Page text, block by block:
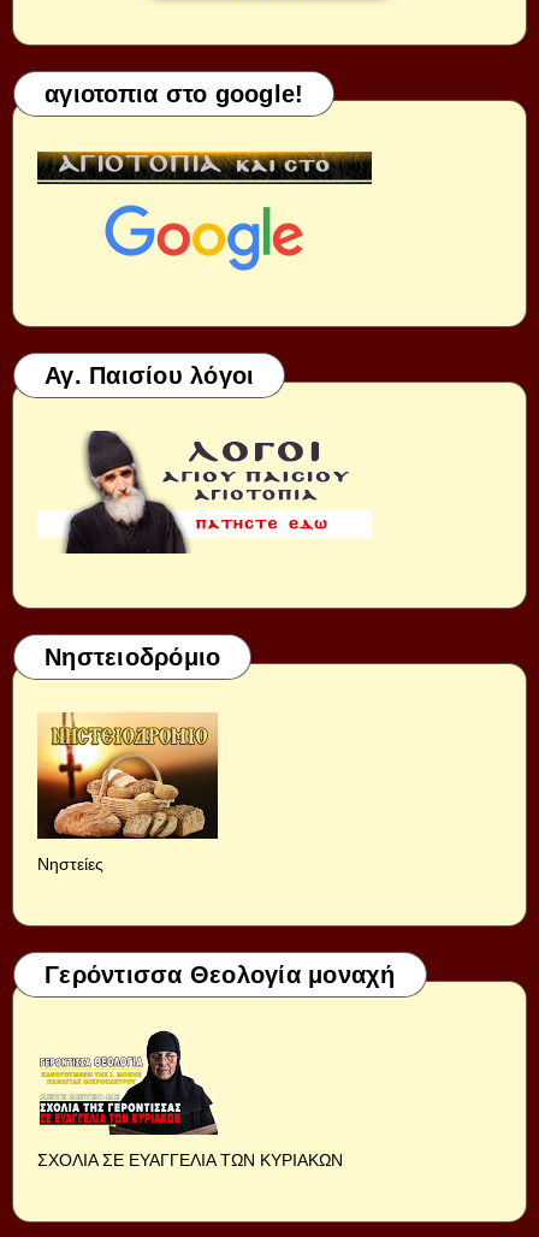
αγιοτοπια στο google!
Αγ. Παισίου λόγοι
Νηστειοδρόμιο
Νηστείες
Γερόντισσα Θεολογία μοναχή
ΣΧΟΛΙΑ ΣΕ ΕΥΑΓΓΕΛΙΑ ΤΩΝ ΚΥΡΙΑΚΩΝ